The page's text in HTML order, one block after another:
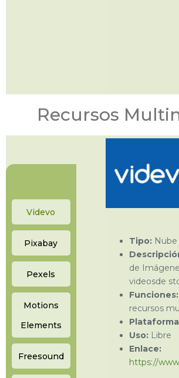
Recursos
Videvo
Pixabay
Pexels
Motions
Elements
Freesound
Tipo:Nube
de
videosde
Funciones:
recursos
Uso:Libre
Enlace:
https://